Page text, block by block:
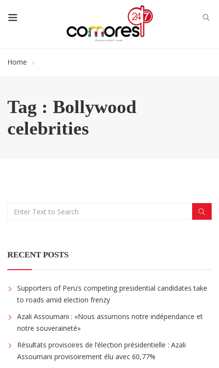
Home
Tag : Bollywood
celebrities
RECENT POSTS
Supporters of Peru’s competing presidential candidates take
to roads amid election frenzy
Azali Assoumani : «Nous assumons notre indépendance et
notre souveraineté»
Résultats provisoires de l’élection présidentielle : Azali
Assoumani provisoirement élu avec 60,77%